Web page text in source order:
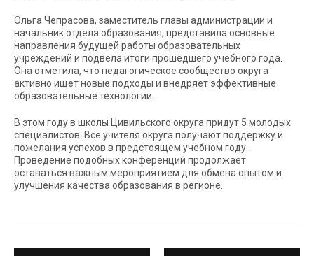
Ольга Чепрасова, заместитель главы администрации и
начальник отдела образования, представила основные
направления будущей работы образовательных
учреждений и подвела итоги прошедшего учебного года.
Она отметила, что педагогическое сообщество округа
активно ищет новые подходы и внедряет эффективные
образовательные технологии.
В этом году в школы Цивильского округа придут 5 молодых
специалистов. Все учителя округа получают поддержку и
пожелания успехов в предстоящем учебном году.
Проведение подобных конференций продолжает
оставаться важным мероприятием для обмена опытом и
улучшения качества образования в регионе.